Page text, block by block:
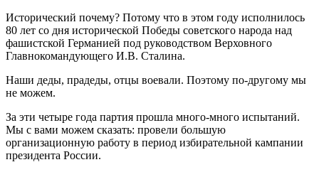
Исторический почему? Потому что в этом году исполнилось
80 лет со дня исторической Победы советского народа над
фашистской Германией под руководством Верховного
Главнокомандующего И.В. Сталина.
Наши деды, прадеды, отцы воевали. Поэтому по-другому мы
не можем.
За эти четыре года партия прошла много-много испытаний.
Мы с вами можем сказать: провели большую
организационную работу в период избирательной кампании
президента России.